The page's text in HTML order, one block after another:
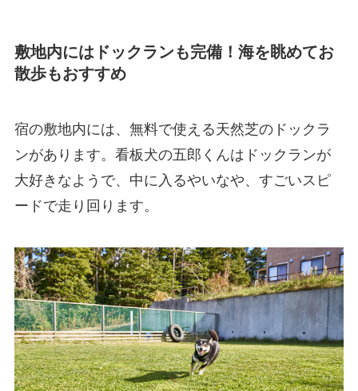
敷地内にはドックランも完備！ 海を眺めてお
散歩もおすすめ
宿の敷地内には、無料で使える天然芝のドックラ
ンがあります。看板犬の五郎くんはドックランが
大好きなようで、中に入るやいなや、すごいスピ
ードで走り回ります。